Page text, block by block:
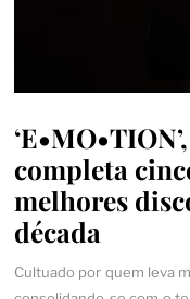
completa
melhores
década
Cultuado por quem leva